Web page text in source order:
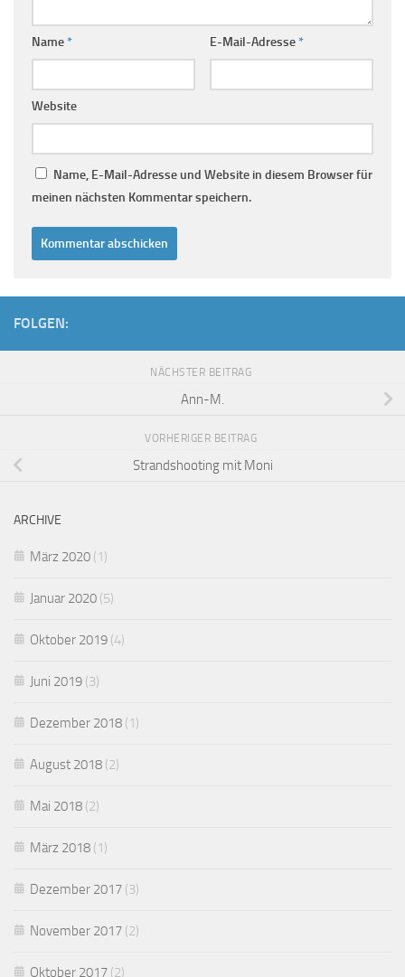
Name* E-Mail-Adresse*
Website
Name, E-Mail-Adresse und Website in diesem Browser für
meinen nächsten Kommentar speichern.
FOLGEN:
NÄCHSTER BEITRAG
Ann-M.
VORHERIGER BEITRAG
Strandshooting mit Moni
ARCHIVE
März 2020 (1)
Januar 2020 (5)
Oktober 2019 (4)
Juni 2019 (3)
Dezember 2018 (1)
August 2018 (2)
Mai 2018 (2)
März 2018 (1)
Dezember 2017 (3)
November 2017 (2)
Oktober 2017 (2)